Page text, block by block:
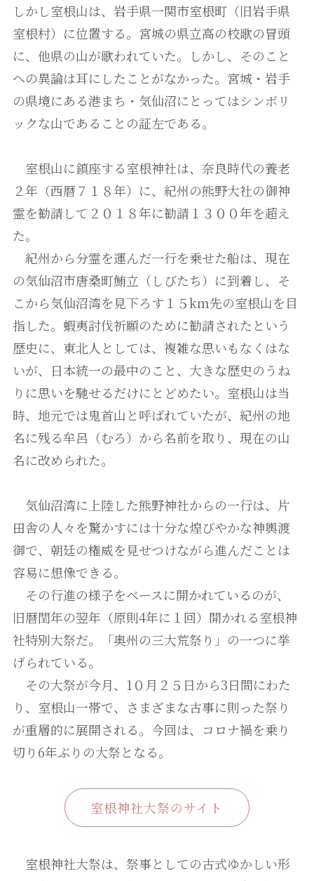
しかし室根山は、岩手県一関市室根町（旧岩手県
室根村）に位置する。宮城の県立高の校歌の冒頭
に、他県の山が歌われていた。しかし、そのこと
への異論は耳にしたことがなかった。宮城・岩手
の県境にある港まち・気仙沼にとってはシンボリ
ックな山であることの証左である。
室根山に鎮座する室根神社は、奈良時代の養老
２年（西暦７１８年）に、紀州の熊野大社の御神
霊を勧請して２０１８年に勧請１３００年を超え
た。
紀州から分霊を運んだ一行を乗せた船は、現在
の気仙沼市唐桑町鮪立（しびたち）に到着し、そ
こから気仙沼湾を見下ろす１５km先の室根山を目
指した。蝦夷討伐祈願のために勧請されたという
歴史に、東北人としては、複雑な思いもなくはな
いが、日本統一の最中のこと、大きな歴史のうね
りに思いを馳せるだけにとどめたい。室根山は当
時、地元では鬼首山と呼ばれていたが、紀州の地
名に残る牟呂（むろ）から名前を取り、現在の山
名に改められた。
気仙沼湾に上陸した熊野神社からの一行は、片
田舎の人々を驚かすには十分な煌びやかな神輿渡
御で、朝廷の権威を見せつけながら進んだことは
容易に想像できる。
その行進の様子をベースに開かれているのが、
旧暦閏年の翌年（原則4年に１回）開かれる室根神
社特別大祭だ。「奥州の三大荒祭り」の一つに挙
げられている。
その大祭が今月、1０月２５日から3日間にわた
り、室根山一帯で、さまざまな古事に則った祭り
が重層的に展開される。今回は、コロナ禍を乗り
切り6年ぶりの大祭となる。
室根神社大祭のサイト
室根神社大祭は、祭事としての古式ゆかしい形